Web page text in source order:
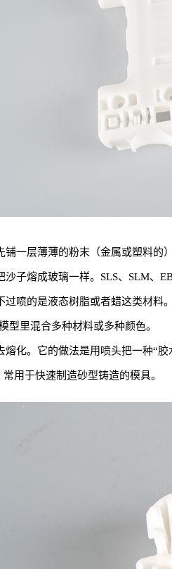
一层薄薄的粉末（金属或塑料
子熔成玻璃一样。SLS、SLM、
喷的是液态树脂或者蜡这类材
型里混合多种材料或多种颜色。
化。它的做法是用喷头把一种“
用于快速制造砂型铸造的模具。